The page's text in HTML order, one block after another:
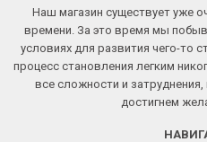
Наш магазин существует уже
времени. За это время мы
условиях для развития чего-то
процесс становления легким
все сложности и
достигнем